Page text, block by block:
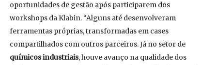
oportunidades de gestão após participarem dos
workshops da Klabin. “Alguns até desenvolveram
ferramentas próprias, transformadas em cases
compartilhados com outros parceiros. Já no setor de
químicos industriais, houve avanço na qualidade dos